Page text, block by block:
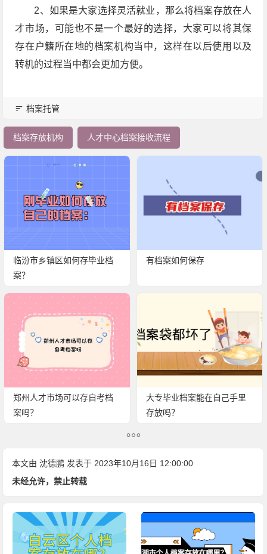
2、如果是大家选择灵活就业，那么将档案存放在人
才市场，可能也不是一个最好的选择，大家可以将其保
存在户籍所在地的档案机构当中，这样在以后使用以及
转机的过程当中都会更加方便。
档案托管
档案存放机构 人才中心档案接收流程
临汾市乡镇区如何存毕业档
案？
有档案如何保存
郑州人才市场可以存自考档
案吗？
大专毕业档案能在自己手里
存放吗？
本文由沈德鹏 发表于 2023年10月16日 12:00:00
未经允许，禁止转载